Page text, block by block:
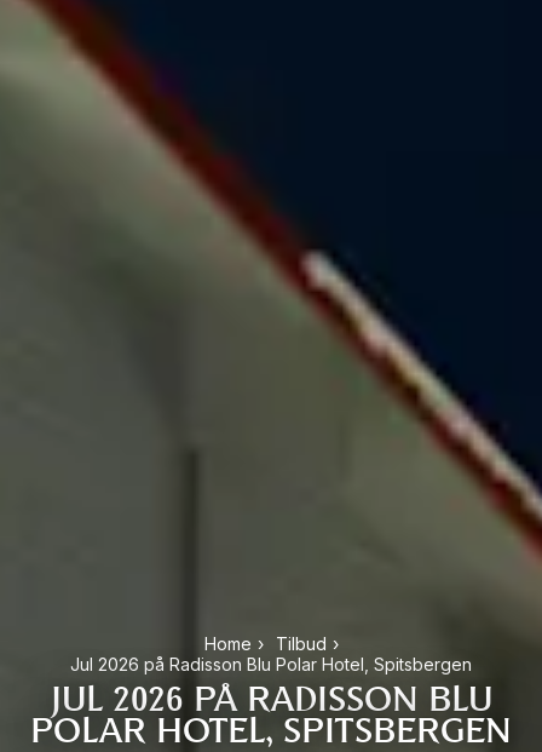
Home › Tilbud ›
Jul 2026 på Radisson Blu Polar Hotel, Spitsbergen
JUL 2026 PÅ RADISSON BLU
POLAR HOTEL, SPITSBERGEN